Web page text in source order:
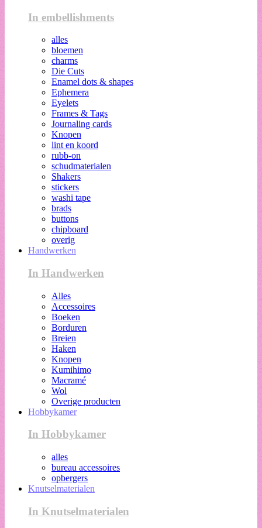
In embellishments
alles
bloemen
charms
Die Cuts
Enamel dots & shapes
Ephemera
Eyelets
Frames & Tags
Journaling cards
Knopen
lint en koord
rubb-on
schudmaterialen
Shakers
stickers
washi tape
brads
buttons
chipboard
overig
Handwerken
In Handwerken
Alles
Accessoires
Boeken
Borduren
Breien
Haken
Knopen
Kumihimo
Macramé
Wol
Overige producten
Hobbykamer
In Hobbykamer
alles
bureau accessoires
opbergers
Knutselmaterialen
In Knutselmaterialen